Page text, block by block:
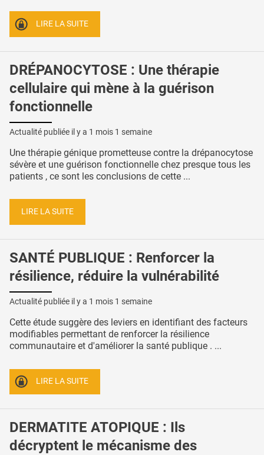
LIRE LA SUITE
DRÉPANOCYTOSE : Une thérapie
cellulaire qui mène à la guérison
fonctionnelle
Actualité publiée il y a 1 mois 1 semaine
Une thérapie génique prometteuse contre la drépanocytose
sévère et une guérison fonctionnelle chez presque tous les
patients , ce sont les conclusions de cette ...
LIRE LA SUITE
SANTÉ PUBLIQUE : Renforcer la
résilience, réduire la vulnérabilité
Actualité publiée il y a 1 mois 1 semaine
Cette étude suggère des leviers en identifiant des facteurs
modifiables permettant de renforcer la résilience
communautaire et d'améliorer la santé publique . ...
LIRE LA SUITE
DERMATITE ATOPIQUE : Ils
décryptent le mécanisme des